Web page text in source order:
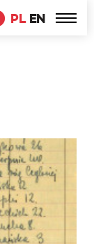
PL EN